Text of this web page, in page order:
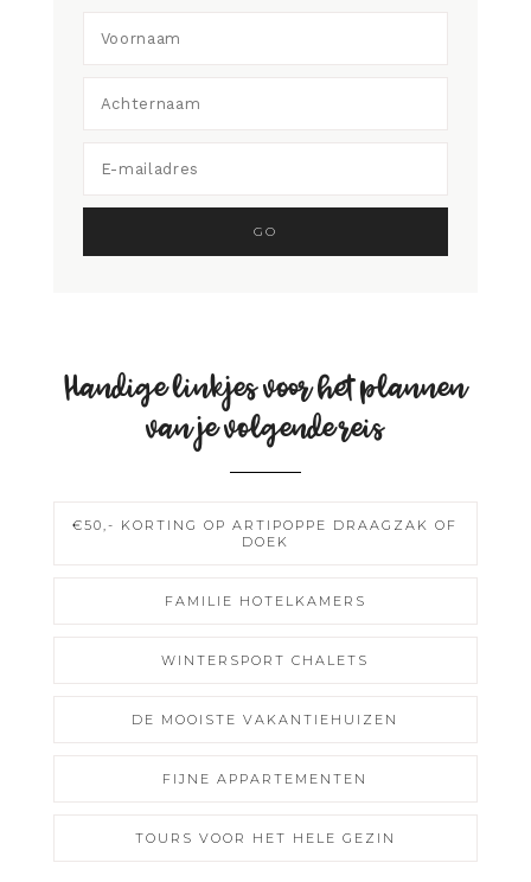
Handige linkjes voor het plannen
van je volgende reis
€50,- KORTING OP ARTIPOPPE DRAAGZAK OF
DOEK
FAMILIE HOTELKAMERS
WINTERSPORT CHALETS
DE MOOISTE VAKANTIEHUIZEN
FIJNE APPARTEMENTEN
TOURS VOOR HET HELE GEZIN